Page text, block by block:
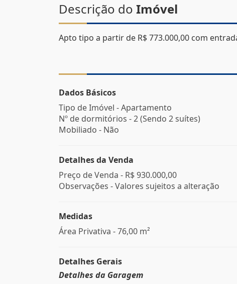
Descrição do Imóvel
Apto tipo a partir de R$ 773.000,00 com
Dados Básicos
Tipo de Imóvel - Apartamento
Nº de dormitórios - 2 (Sendo 2 suítes)
Mobiliado - Não
Detalhes da Venda
Preço de Venda - R$ 930.000,00
Observações - Valores sujeitos a alteração
Medidas
Área Privativa - 76,00 m²
Detalhes Gerais
Detalhes da Garagem